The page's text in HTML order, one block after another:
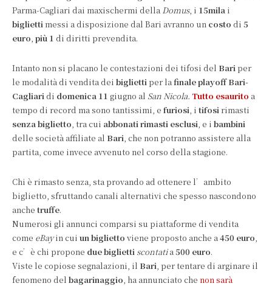
Parma-Cagliari dai maxischermi della Domus, i 15mila i
bigliettimessi a disposizione dal Bari avranno un costo di 5
euro, più 1 di diritti prevendita.
Intanto non si placano le contestazioni dei tifosi del Bariper
le modalità di vendita dei bigliettiper lafinale playoff Bari-
Cagliaridi domenica 11 giugno al San Nicola. Tutto esaurito a
tempo di record ma sono tantissimi, e furiosi, i tifosirimasti
senza biglietto, tra cui abbonati rimasti esclusi, e i bambini
delle società affiliate al Bari, che non potranno assistere alla
partita, come invece avvenuto nel corso della stagione.
Chi è rimasto senza, sta provando ad ottenere l’ambito
biglietto, sfruttando canali alternativi che spesso nascondono
anche truffe.
Numerosi gli annunci comparsi su piattaforme di vendita
come eBayin cui un biglietto viene proposto anche a450 euro,
e c’è chi propone due biglietti scontatia500 euro.
Viste le copiose segnalazioni, il Bari, per tentare di arginare il
fenomeno del bagarinaggio, ha annunciato che non sarà